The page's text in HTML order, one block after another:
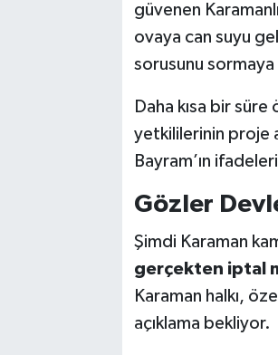
güvenen
ovaya can suyu
sorusunu sormaya
Daha kısa bir
yetkililerinin proje
Bayram’ın
Gözler
Şimdi Karaman
gerçekten iptal
Karaman halkı,
açıklama bekliyor.